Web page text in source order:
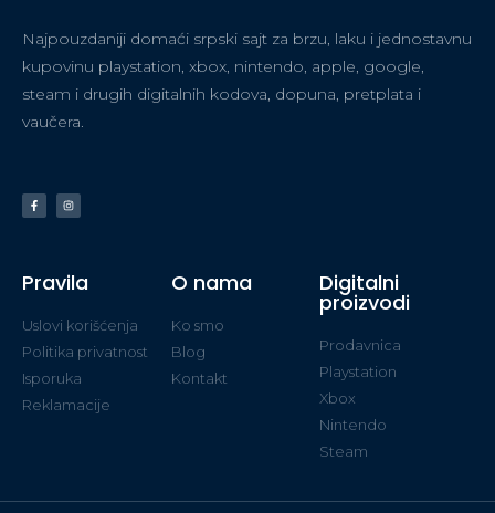
Najpouzdaniji domaći srpski sajt za brzu, laku i jednostavnu
kupovinu playstation, xbox, nintendo, apple, google,
steam i drugih digitalnih kodova, dopuna, pretplata i
vaučera.
Pravila
Uslovi korišćenja
Politika privatnost
Isporuka
Reklamacije
O nama
Ko smo
Blog
Kontakt
Digitalni
proizvodi
Prodavnica
Playstation
Xbox
Nintendo
Steam